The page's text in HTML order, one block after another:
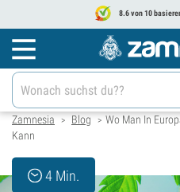
8.6 von 10
Zamnesia > Blog > Wo Man In
Kann
4 Min.